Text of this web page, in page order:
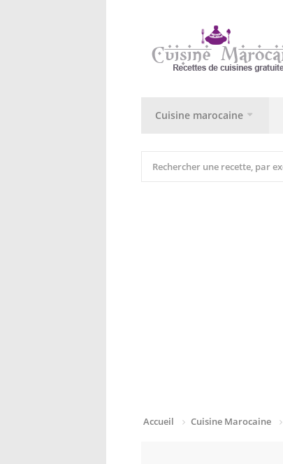
Cuisine marocaine
Accueil Cuisine Marocaine